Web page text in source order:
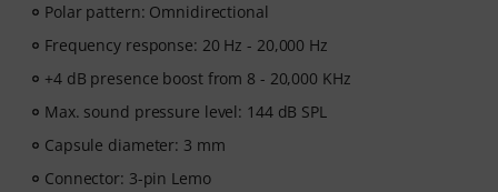
Polar pattern: Omnidirectional
Frequency response: 20 Hz - 20,000 Hz
+4 dB presence boost from 8 - 20,000 KHz
Max. sound pressure level: 144 dB SPL
Capsule diameter: 3 mm
Connector: 3-pin Lemo